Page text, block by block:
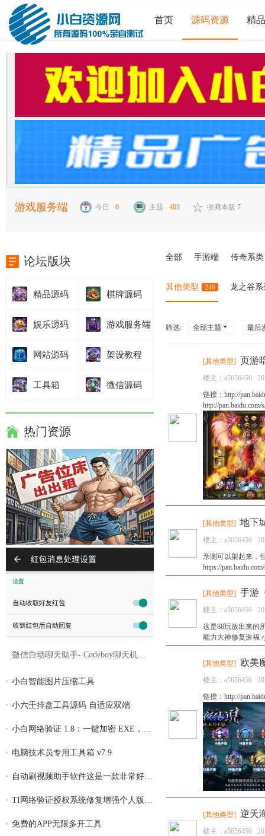
首页 源码资源 精
游戏服务端 今日 0 主题 403 收藏本版 7
全部 手游端 传奇系类
其他类型 246 龙之谷系
筛选: 全部主题 最后
[其他类型] 页游
楼主： a5656456
链接：http://
http://
[其他类型] 地下
楼主： a5656456
亲测可以架起来，
https://
[其他类型] 手游
楼主： a5656456
这是88玩放出来的
能力大神修复造福
[其他类型] 欧美
楼主： a5656456
链接：http://
[其他类型] 逆天
楼主： a5656456
论坛版块
精品源码 棋牌源码
娱乐源码 游戏服务端
网站源码 架设教程
工具箱 微信源码
热门资源
小白智能图片压缩工具
小六壬排盘工具源码 自适应双端
电脑技术员专用工具箱 v7.9
免费的APP无限多开工具